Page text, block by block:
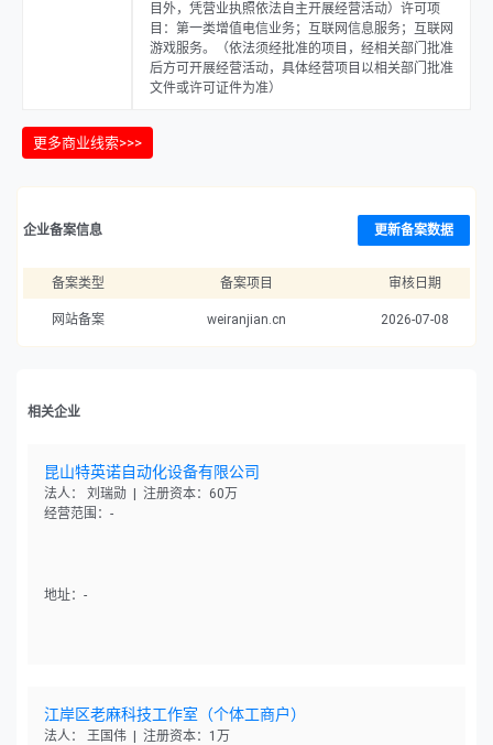
目外，凭营业执照依法自主开展经营活动）许可项
目：第一类增值电信业务；互联网信息服务；互联网
游戏服务。（依法须经批准的项目，经相关部门批准
后方可开展经营活动，具体经营项目以相关部门批准
文件或许可证件为准）
更多商业线索>>>
企业备案信息 更新备案数据
备案类型 备案项目 审核日期
网站备案 weiranjian.cn 2026-07-08
相关企业
昆山特英诺自动化设备有限公司
法人： 刘瑞勋 | 注册资本：60万
经营范围：-
地址：-
江岸区老麻科技工作室（个体工商户）
法人： 王国伟 | 注册资本：1万